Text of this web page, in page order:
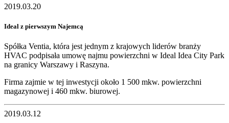
2019.03.20
Ideal z pierwszym Najemcą
Spółka Ventia, która jest jednym z krajowych liderów branży
HVAC podpisała umowę najmu powierzchni w Ideal Idea City Park
na granicy Warszawy i Raszyna.
Firma zajmie w tej inwestycji około 1 500 mkw. powierzchni
magazynowej i 460 mkw. biurowej.
2019.03.12